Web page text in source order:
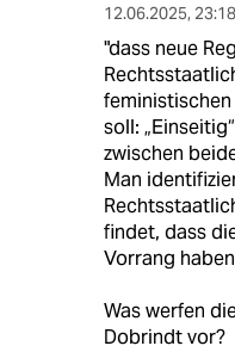
12.06.2025,
"dass neue
soll:
zwischen
Man
findet, dass
Vorrang
Was werfen
Dobrindt vor?